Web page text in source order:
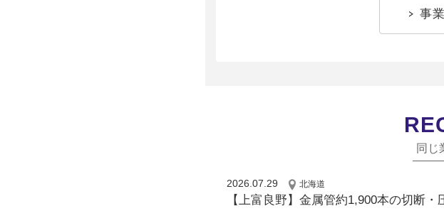
事
同じ
2026.07.29 北海道
【上富良野】金属管約1,900本の切断・